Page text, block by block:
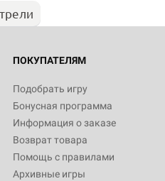
ПОКУПАТЕЛЯМ
Подобрать игру
Бонусная программа
Информация о заказе
Возврат товара
Помощь с правилами
Архивные игры